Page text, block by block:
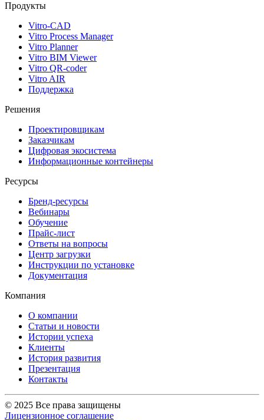
Продукты
Vitro-CAD
Vitro Process Manager
Vitro Planner
Vitro BIM Viewer
Vitro QR-coder
Vitro AIR
Поддержка
Решения
Проектировщикам
Заказчикам
Цифровая экосистема
Информационные контейнеры
Ресурсы
Бренд-ресурсы
Вебинары
Обучение
Прайс-лист
Ответы на вопросы
Центр загрузки
Инструкции по установке
Документация
Компания
О компании
Статьи и новости
Истории успеха
Клиенты
История развития
Презентация
Контакты
© 2025 Все права защищены
Лицензионное соглашение